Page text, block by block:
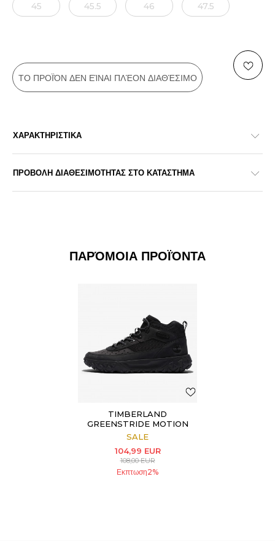
45 45.5 46 47.5
ΤΟ ΠΡΟΪΌΝ ΔΕΝ ΕΊΝΑΙ ΠΛΈΟΝ ΔΙΑΘΈΣΙΜΟ
ΧΑΡΑΚΤΗΡΙΣΤΙΚΑ
ΠΡΟΒΟΛΗ ΔΙΑΘΕΣΙΜΟΤΗΤΑΣ ΣΤΟ ΚΑΤΑΣΤΗΜΑ
ΠΑΡΌΜΟΙΑ ΠΡΟΪΌΝΤΑ
TIMBERLAND
GREENSTRIDE MOTION
6
SALE
104,99 EUR
108,00EUR
Εκπτωση2%